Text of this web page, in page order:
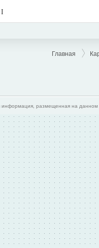
I
Главная
размещенная на данном